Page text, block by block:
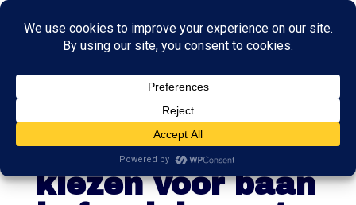
Jetten begrijpt
D66’ers niet die
kiezen voor baan